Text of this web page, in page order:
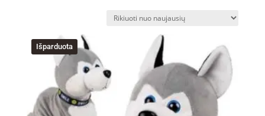
naujausią
Išparduota